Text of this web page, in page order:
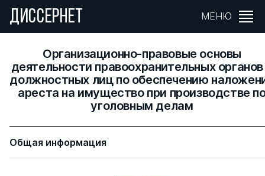
ДИССЕРНЕТ МЕНЮ
Организационно-правовые основы
деятельности правоохранительных
должностных лиц по обеспечению
ареста на имущество при производстве
уголовным делам
Общая информация